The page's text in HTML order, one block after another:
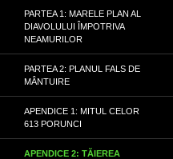
PARTEA 1: MARELE PLAN AL
DIAVOLULUI ÎMPOTRIVA
NEAMURILOR
PARTEA 2: PLANUL FALS DE
MÂNTUIRE
APENDICE 1: MITUL CELOR
613 PORUNCI
APENDICE 2: TĂIEREA